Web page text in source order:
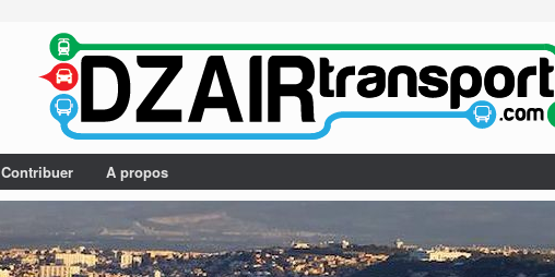
Contribuer A propos